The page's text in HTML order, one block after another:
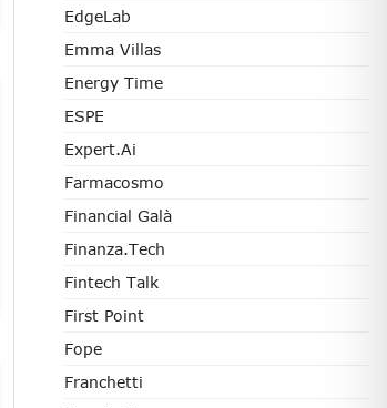
EdgeLab
Emma Villas
Energy Time
ESPE
Expert.ai
Farmacosmo
Financial Galà
Finanza.tech
Fintech Talk
First Point
Fope
Franchetti